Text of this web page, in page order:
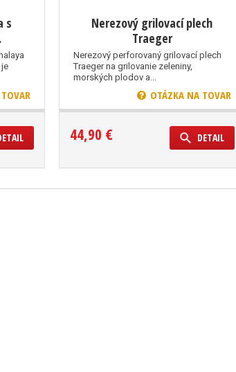
s
Nerezový grilovací plech
Traeger
Nerezový perforovaný grilovací plech
Traeger na grilovanie zeleniny,
morských plodov a...
OTÁZKA NA TOVAR
44,90 € DETAIL